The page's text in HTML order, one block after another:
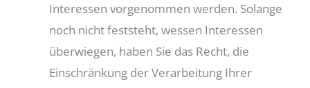
Interessen vorgenommen werden. Solange
noch nicht feststeht, wessen Interessen
überwiegen, haben Sie das Recht, die
Einschränkung der Verarbeitung Ihrer